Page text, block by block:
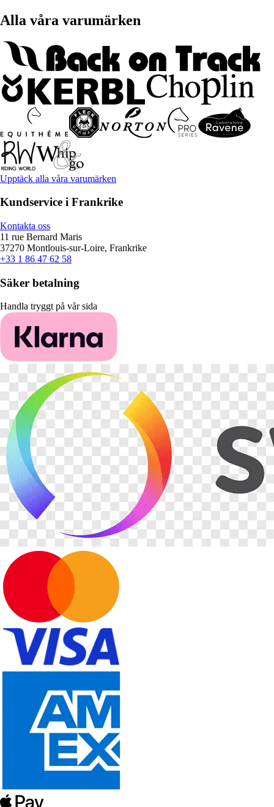
Alla våra varumärken
Upptäck alla våra varumärken
Kundservice i Frankrike
Kontakta oss
11 rue Bernard Maris
37270 Montlouis-sur-Loire, Frankrike
+33 1 86 47 62 58
Säker betalning
Handla tryggt på vår sida